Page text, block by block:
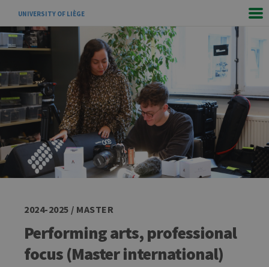
UNIVERSITY OF LIÈGE
2024-2025 / MASTER
Performing arts, professional
focus (Master international)